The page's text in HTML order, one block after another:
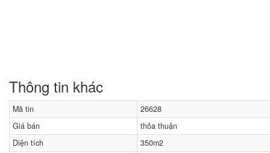
Thông tin khác
Mã tin
26628
Giá bán
thỏa thuận
Diện tích
350m2